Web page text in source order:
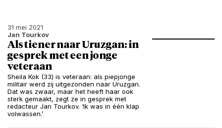
31 mei 2021
Jan Tourkov
Als tiener naar Uruzgan: in
gesprek met een jonge
veteraan
Sheila Kok (33) is veteraan: als piepjonge
militair werd zij uitgezonden naar Uruzgan.
Dat was zwaar, maar het heeft haar ook
sterk gemaakt, zegt ze in gesprek met
redacteur Jan Tourkov. ‘Ik was in één klap
volwassen.’